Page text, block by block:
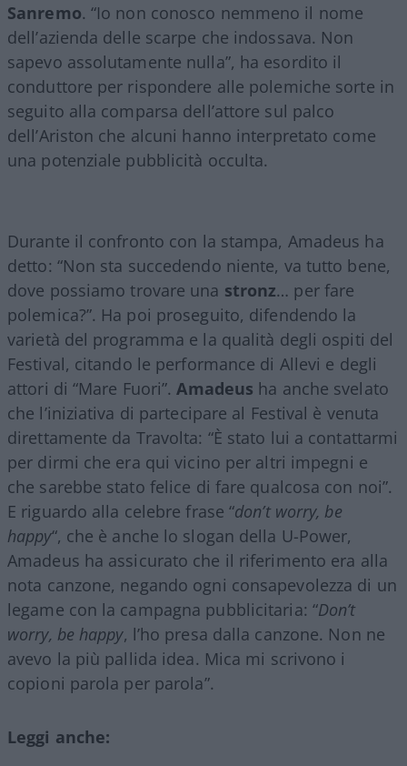
Sanremo. “Io non conosco nemmeno il nome
dell’azienda delle scarpe che indossava. Non
sapevo assolutamente nulla”, ha esordito il
conduttore per rispondere alle polemiche sorte in
seguito alla comparsa dell’attore sul palco
dell’Ariston che alcuni hanno interpretato come
una potenziale pubblicità occulta.
Durante il confronto con la stampa, Amadeus ha
detto: “Non sta succedendo niente, va tutto bene,
dove possiamo trovare una stronz… per fare
polemica?”. Ha poi proseguito, difendendo la
varietà del programma e la qualità degli ospiti del
Festival, citando le performance di Allevi e degli
attori di “Mare Fuori”.Amadeus ha anche svelato
che l’iniziativa di partecipare al Festival è venuta
direttamente da Travolta: “È stato lui a contattarmi
per dirmi che era qui vicino per altri impegni e
che sarebbe stato felice di fare qualcosa con noi”.
E riguardo alla celebre frase “don’t worry, be
happy“, che è anche lo slogan della U-Power,
Amadeus ha assicurato che il riferimento era alla
nota canzone, negando ogni consapevolezza di un
legame con la campagna pubblicitaria: “Don’t
worry, be happy, l’ho presa dalla canzone. Non ne
avevo la più pallida idea. Mica mi scrivono i
copioni parola per parola”.
Leggi anche: